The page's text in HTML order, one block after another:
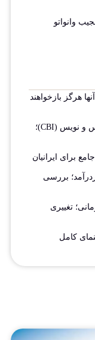
وانواتو
هرگز بازخواهند
تغییرات مهم در برنامه شهروندی سنت کیتس و نویس (CBI)؛
برای ایرانیان
بررسی
تغییری
کامل